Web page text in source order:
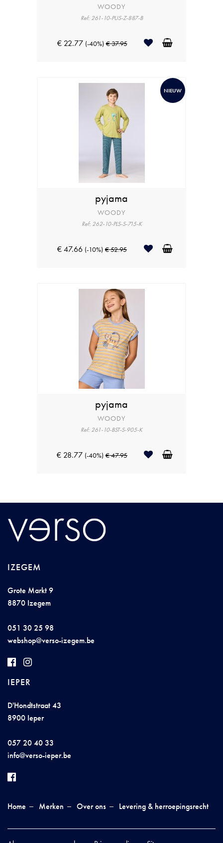
WOODY
Ref: 261-10-PUS-Z-887-B
€ 22.77 (-40%) € 37.95
NIEUW
pyjama
WOODY
Ref: 262-10-PLS-S-715-K
€ 47.66 (-10%) € 52.95
pyjama
WOODY
Ref: 261-10-BST-S-905-K
€ 28.77 (-40%) € 47.95
IZEGEM
Grote Markt 9
8870 Izegem
051 30 25 98
webshop@verso-izegem.be
IEPER
D'Hondtstraat 43
8900 Ieper
057 20 40 33
info@verso-ieper.be
Home Merken Over ons Levering & herroepingsrecht